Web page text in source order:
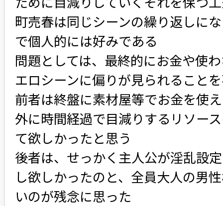
町売春は同じシーンの繰り返しに
で個人的には好みである
問題としては、最終的にお金や使
エロシーンに偏りが見られること
前者は終盤に素材屋等でお金を使
外に時間経過で目減りするリソー
て欲しかったと思う
後者は、せっかく主人公が淫乱設
し欲しかったのと、全員大人の男
いのが残念に思った